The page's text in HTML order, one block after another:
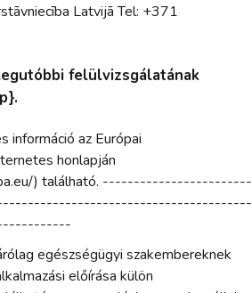
Latvijā Tel: +371
felülvizsgálatának
információ az Európai
honlapján
) található. ------------------------
egészségügyi szakembereknek
előírása külön